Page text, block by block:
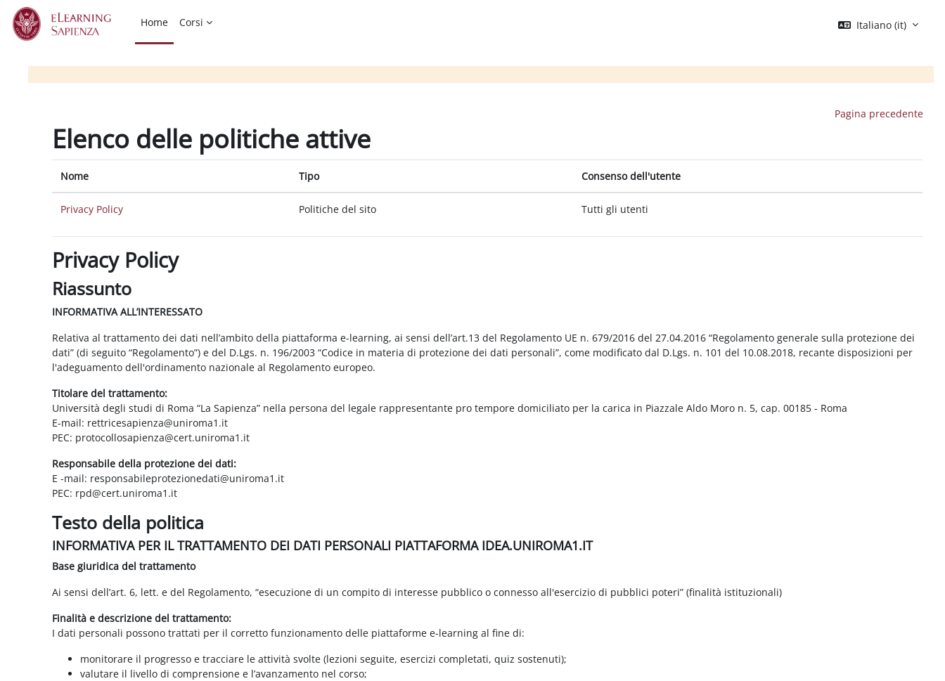
Vai al contenuto principale
Home
Corsi Italiano ‎(it)‎
Pagina precedente
Elenco delle politiche attive
Nome Tipo Consenso dell'utente
Privacy Policy Politiche del sito Tutti gli utenti
Privacy Policy
Riassunto
INFORMATIVA ALL’INTERESSATO
Relativa al trattamento dei dati nell’ambito della piattaforma e-learning, ai sensi dell’art.13 del Regolamento UE n. 679/2016 del 27.04.2016 “Regolamento generale sulla protezione dei
dati” (di seguito “Regolamento”) e del D.Lgs. n. 196/2003 “Codice in materia di protezione dei dati personali”, come modificato dal D.Lgs. n. 101 del 10.08.2018, recante disposizioni per
l'adeguamento dell'ordinamento nazionale al Regolamento europeo.
Titolare del trattamento:
Università degli studi di Roma “La Sapienza” nella persona del legale rappresentante pro tempore domiciliato per la carica in Piazzale Aldo Moro n. 5, cap. 00185 - Roma
E-mail: rettricesapienza@uniroma1.it
PEC: protocollosapienza@cert.uniroma1.it
Responsabile della protezione dei dati:
E -mail: responsabileprotezionedati@uniroma1.it
PEC: rpd@cert.uniroma1.it
Testo della politica
INFORMATIVA PER IL TRATTAMENTO DEI DATI PERSONALI PIATTAFORMA IDEA.UNIROMA1.IT
Base giuridica del trattamento
Ai sensi dell’art. 6, lett. e del Regolamento, “esecuzione di un compito di interesse pubblico o connesso all'esercizio di pubblici poteri” (finalità istituzionali)
Finalità e descrizione del trattamento:
I dati personali possono trattati per il corretto funzionamento delle piattaforme e-learning al fine di:
monitorare il progresso e tracciare le attività svolte (lezioni seguite, esercizi completati, quiz sostenuti);
valutare il livello di comprensione e l’avanzamento nel corso;